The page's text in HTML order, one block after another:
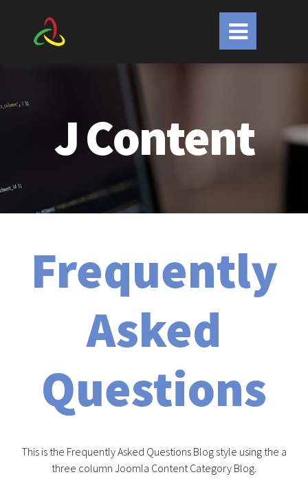
JContent
Frequently
Asked
Questions
This is the Frequently Asked Questions Blog style using the a
three column Joomla Content Category Blog.